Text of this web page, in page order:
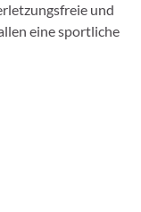
und
eine sportliche